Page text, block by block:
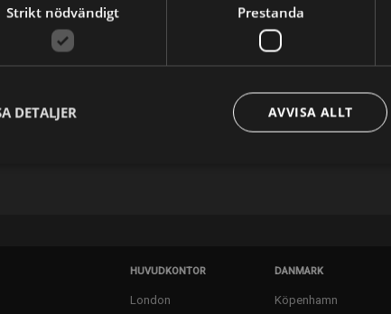
known for Werewolves of the Third Reich (2017),
(2017) and The Exorcism of Anna Ecklund (2016).
HUVUDKONTOR
London
DANMARK
Köpenhamn
Strikt nödvändigt Prestanda
AVVISA ALLT
DETALJER